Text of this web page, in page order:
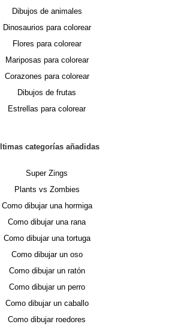
Dibujos de animales
Dinosaurios para colorear
Flores para colorear
Mariposas para colorear
Corazones para colorear
Dibujos de frutas
Estrellas para colorear
categorías añadidas
Super Zings
Plants vs Zombies
Como dibujar una hormiga
Como dibujar una rana
Como dibujar una tortuga
Como dibujar un oso
Como dibujar un ratón
Como dibujar un perro
Como dibujar un caballo
Como dibujar roedores